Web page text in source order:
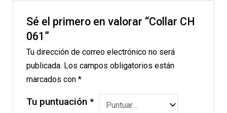
Sé el primero en valorar “Collar CH
061”
Tu dirección de correo electrónico no será
publicada. Los campos obligatorios están
marcados con*
Tu puntuación*